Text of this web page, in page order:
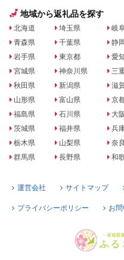
地域から返礼品を探す
北海道
青森県
岩手県
宮城県
秋田県
山形県
福島県
茨城県
栃木県
群馬県
埼玉県
千葉県
東京都
神奈川県
新潟県
富山県
石川県
福井県
山梨県
長野県
岐
静
愛
三
滋
京
大
兵
奈
和
運営会社 サイトマップ
プライバシーポリシー お